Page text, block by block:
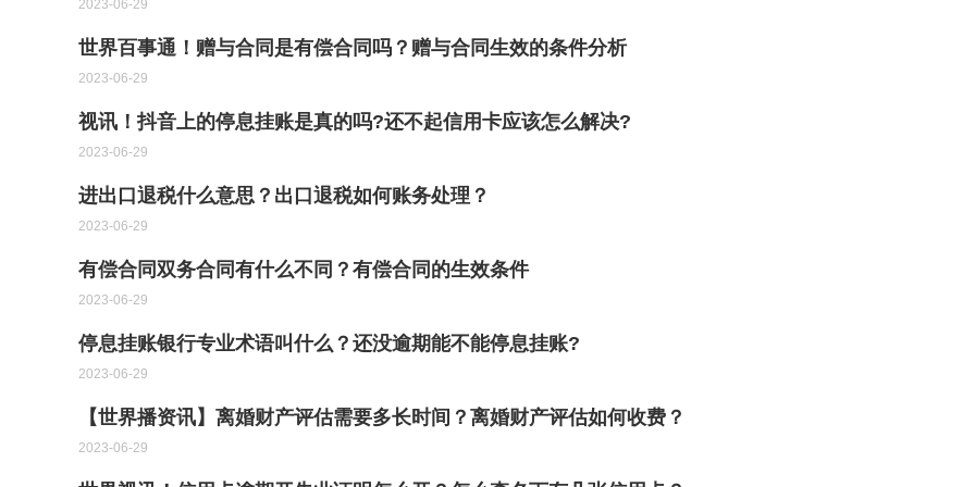
2023-06-29
世界百事通！赠与合同是有偿合同吗？赠与合同生效的条件分析
2023-06-29
视讯！抖音上的停息挂账是真的吗?还不起信用卡应该怎么解决?
2023-06-29
进出口退税什么意思？出口退税如何账务处理？
2023-06-29
有偿合同双务合同有什么不同？有偿合同的生效条件
2023-06-29
停息挂账银行专业术语叫什么？还没逾期能不能停息挂账?
2023-06-29
【世界播资讯】离婚财产评估需要多长时间？离婚财产评估如何收费？
2023-06-29